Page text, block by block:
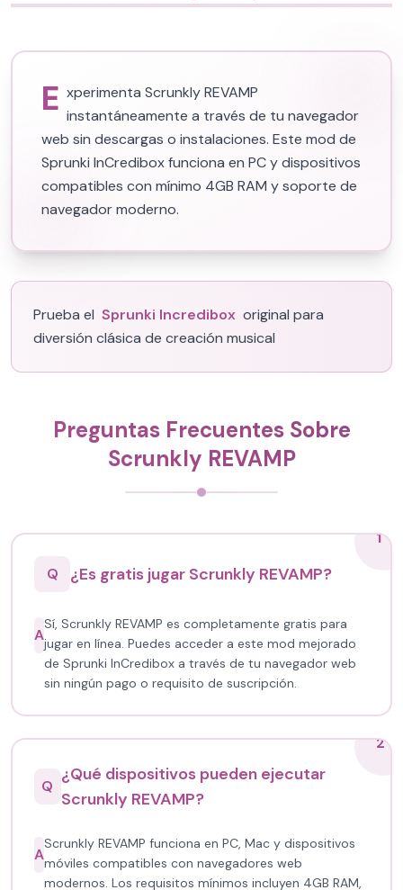
E xperimenta Scrunkly REVAMP
instantáneamente a través de tu navegador
web sin descargas o instalaciones. Este mod de
Sprunki InCredibox funciona en PC y dispositivos
compatibles con mínimo 4GB RAM y soporte de
navegador moderno.
Prueba el Sprunki Incredibox original para
diversión clásica de creación musical
Preguntas Frecuentes Sobre
Scrunkly REVAMP
1
Q
¿Es gratis jugar Scrunkly REVAMP?
A
Sí, Scrunkly REVAMP es completamente gratis para
jugar en línea. Puedes acceder a este mod mejorado
de Sprunki InCredibox a través de tu navegador web
sin ningún pago o requisito de suscripción.
2
Q
¿Qué dispositivos pueden ejecutar
Scrunkly REVAMP?
A
Scrunkly REVAMP funciona en PC, Mac y dispositivos
móviles compatibles con navegadores web
modernos. Los requisitos mínimos incluyen 4GB RAM,